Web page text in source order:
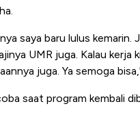
saya baru lulus kemarin.
UMR juga. Kalau
juga. Ya semoga
saat program kembali